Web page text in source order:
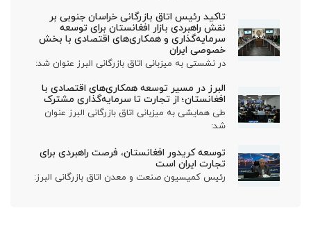
تاکید رئیس اتاق بازرگانی خراسان جنوبی بر
نقش راهبردی بازار افغانستان برای توسعه
سرمایه‌گذاری و همکاری‌های اقتصادی با بخش
خصوصی ایران
در نشستی به میزبانی اتاق بازرگانی البرز عنوان شد:
البرز در مسیر توسعه همکاری‌های اقتصادی با
افغانستان؛ از تجارت تا سرمایه‌گذاری مشترک
طی همایشی به میزبانی اتاق بازرگانی البرز عنوان
شد:
توسعه کریدور افغانستان، فرصت راهبردی برای
تجارت ایران است
رئیس کمیسیون صنعت و معدن اتاق بازرگانی البرز: